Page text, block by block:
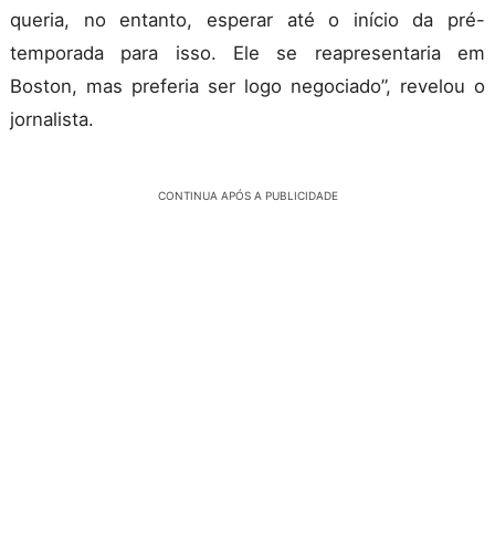
queria, no entanto, esperar até o início da pré-
temporada para isso. Ele se reapresentaria em
Boston, mas preferia ser logo negociado”, revelou o
jornalista.
CONTINUA APÓS A PUBLICIDADE